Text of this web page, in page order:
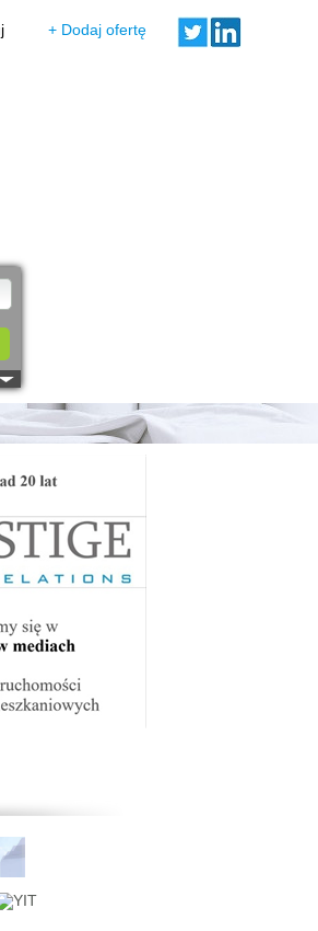
+ Dodaj ofertę
Łostowice
IV bud. M
III